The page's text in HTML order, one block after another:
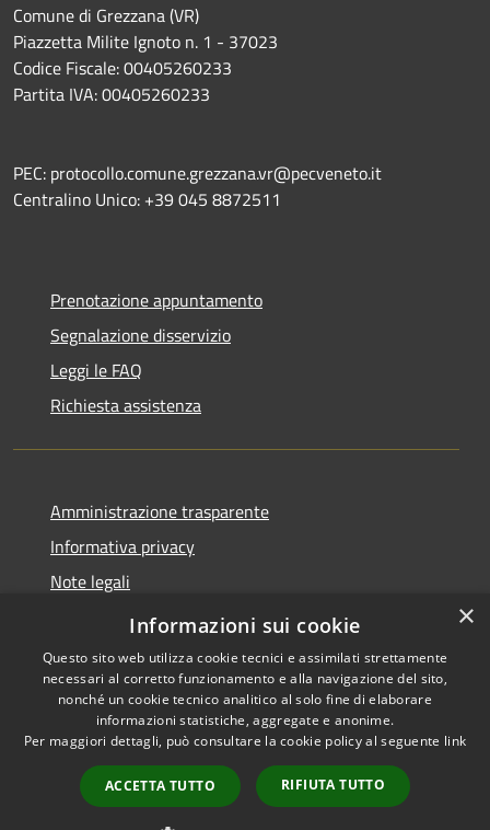
Comune di Grezzana (VR)
Piazzetta Milite Ignoto n. 1 - 37023
Codice Fiscale: 00405260233
Partita IVA: 00405260233
PEC: protocollo.comune.grezzana.vr@pecveneto.it
Centralino Unico: +39 045 8872511
Prenotazione appuntamento
Segnalazione disservizio
Leggi le FAQ
Richiesta assistenza
Amministrazione trasparente
Informativa privacy
Note legali
Dichiarazione di accessibilità
Accessibilità
Copyright © 2026 • Comune di
Grezzana • Powered by
Municipium•
Accesso
redazione
×
Informazioni sui cookie
Questo sito web utilizza cookie tecnici e assimilati strettamente
necessari al corretto funzionamento e alla navigazione del sito,
nonché un cookie tecnico analitico al solo fine di elaborare
informazioni statistiche, aggregate e anonime.
Per maggiori dettagli, può consultare la cookie policy al seguente link
ACCETTA TUTTO RIFIUTA TUTTO